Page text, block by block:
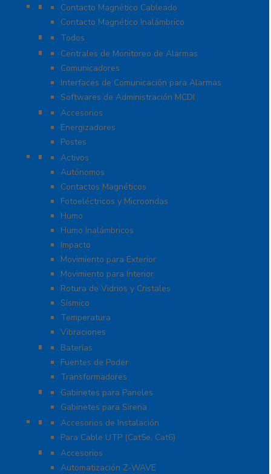
Contactos Magnéticos
Contacto Magnético Cableado
Contacto Magnético Inalámbrico
Control de Acceso
Todos
Centrales de Monitoreo
Centrales de Monitoreo de Alarmas
Comunicadores
Interfaces de Comunicación para Alarmas
Softwares de Administración MCDI
Cercas
Accesorios
Energizadores
Postes
Detectores / Sensores
Activos
Autónomos
Contactos Magnéticos
Fotoeléctricos y Microondas
Humo
Humo Inalámbricos
Impacto
Movimiento para Exterior
Movimiento para Interior
Rotura de Vidrios y Cristales
Sísmico
Temperatura
Vibraciones
Energía
Baterías
Fuentes de Poder
Transformadores
Gabinetes y Carcasas
Gabinetes para Paneles
Gabinetes para Sirena
Herramientas
Accesorios de Instalación
Para Cable UTP (Cat5e, Cat6)
Honeywell Total Connect
Accesorios
Automatización Z-WAVE